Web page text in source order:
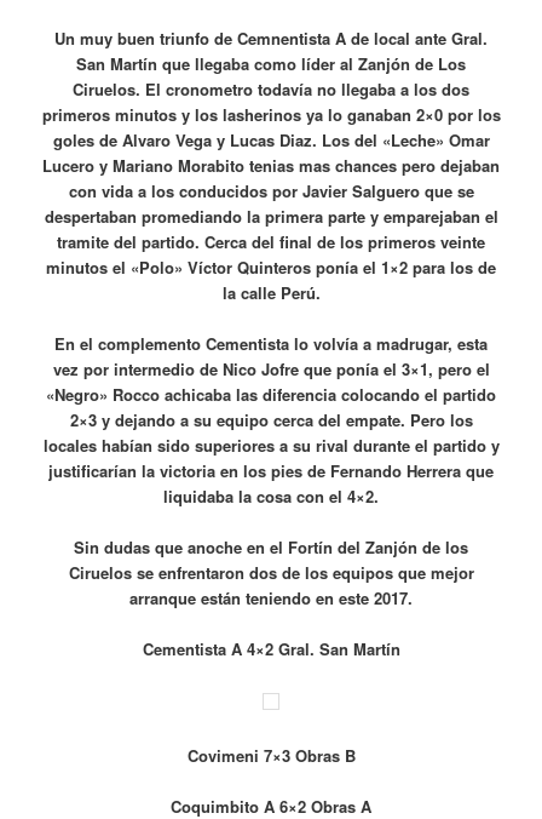
Un muy buen triunfo de Cemnentista A de local ante Gral.
San Martín que llegaba como líder al Zanjón de Los
Ciruelos. El cronometro todavía no llegaba a los dos
primeros minutos y los lasherinos ya lo ganaban 2×0 por los
goles de Alvaro Vega y Lucas Diaz. Los del «Leche» Omar
Lucero y Mariano Morabito tenias mas chances pero dejaban
con vida a los conducidos por Javier Salguero que se
despertaban promediando la primera parte y emparejaban el
tramite del partido. Cerca del final de los primeros veinte
minutos el «Polo» Víctor Quinteros ponía el 1×2 para los de
la calle Perú.
En el complemento Cementista lo volvía a madrugar, esta
vez por intermedio de Nico Jofre que ponía el 3×1, pero el
«Negro» Rocco achicaba las diferencia colocando el partido
2×3 y dejando a su equipo cerca del empate. Pero los
locales habían sido superiores a su rival durante el partido y
justificarían la victoria en los pies de Fernando Herrera que
liquidaba la cosa con el 4×2.
Sin dudas que anoche en el Fortín del Zanjón de los
Ciruelos se enfrentaron dos de los equipos que mejor
arranque están teniendo en este 2017.
Cementista A 4×2 Gral. San Martín
Covimeni 7×3 Obras B
Coquimbito A 6×2 Obras A